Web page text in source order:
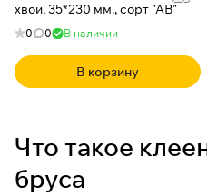
хвои, 35*230 мм., сорт "АВ"
0 0 В наличии
В корзину
Что такое
бруса